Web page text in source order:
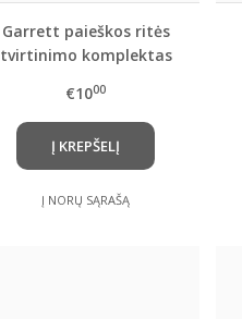
Garrett paieškos ritės
tvirtinimo komplektas
€1000
Į KREPŠELĮ
Į NORŲ SĄRAŠĄ